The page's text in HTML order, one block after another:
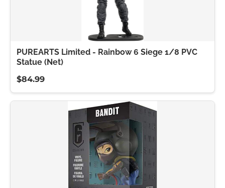
PUREARTS Limited - Rainbow 6 Siege 1/8 PVC
Statue (Net)
$84.99